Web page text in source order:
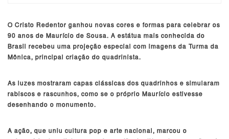
O Cristo Redentor ganhou novas cores e formas para celebrar os
90 anos de Maurício de Sousa. A estátua mais conhecida do
Brasil recebeu uma projeção especial com imagens da Turma da
Mônica, principal criação do quadrinista.
As luzes mostraram capas clássicas dos quadrinhos e simularam
rabiscos e rascunhos, como se o próprio Maurício estivesse
desenhando o monumento.
A ação, que uniu cultura pop e arte nacional, marcou o